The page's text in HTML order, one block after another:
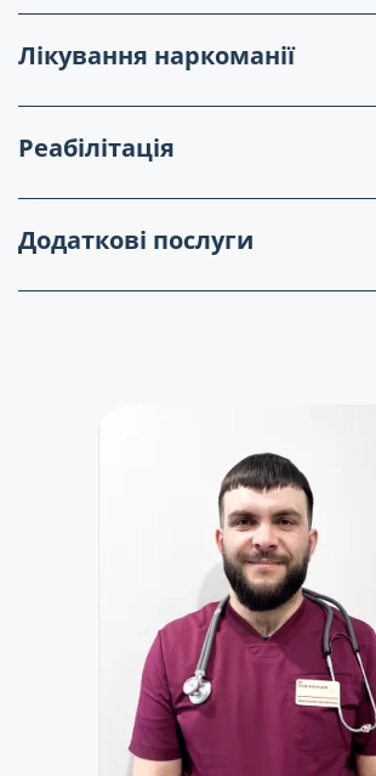
Лікування наркоманії
Реабілітація
Додаткові послуги